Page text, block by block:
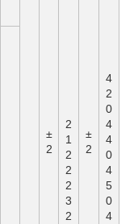
±
2
2
1
2
2
2
3
2
±
2
4
2
0
4
4
0
4
5
0
4